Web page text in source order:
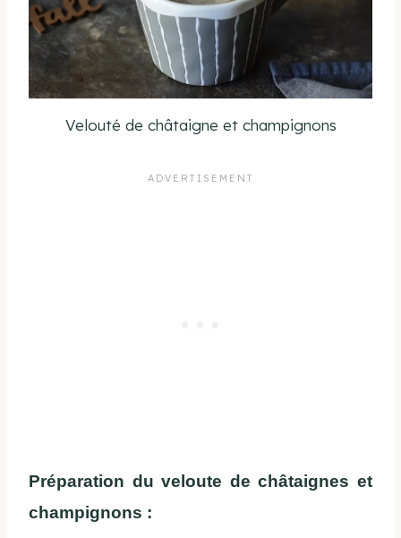
Velouté de châtaigne et champignons
Préparation du veloute de châtaignes et
champignons :